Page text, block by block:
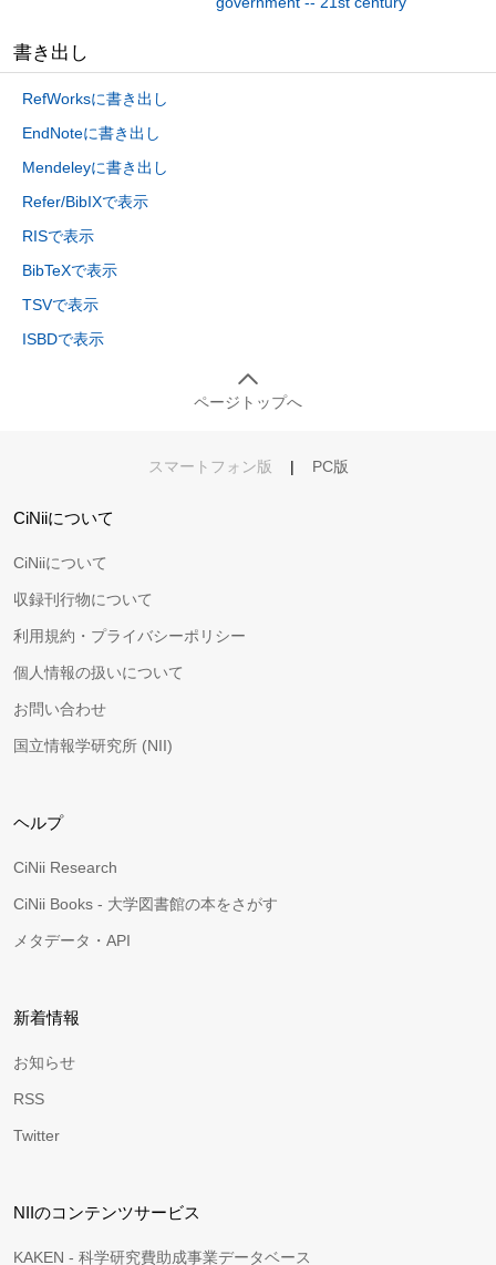
書き出し
RefWorksに書き出し
EndNoteに書き出し
Mendeleyに書き出し
Refer/BibIXで表示
RISで表示
BibTeXで表示
TSVで表示
ISBDで表示
ページトップへ
スマートフォン版 | PC版
CiNiiについて
CiNiiについて
収録刊行物について
利用規約・プライバシーポリシー
個人情報の扱いについて
お問い合わせ
国立情報学研究所 (NII)
ヘルプ
CiNii Research
CiNii Books - 大学図書館の本をさがす
メタデータ・API
新着情報
お知らせ
RSS
Twitter
NIIのコンテンツサービス
KAKEN - 科学研究費助成事業データベース